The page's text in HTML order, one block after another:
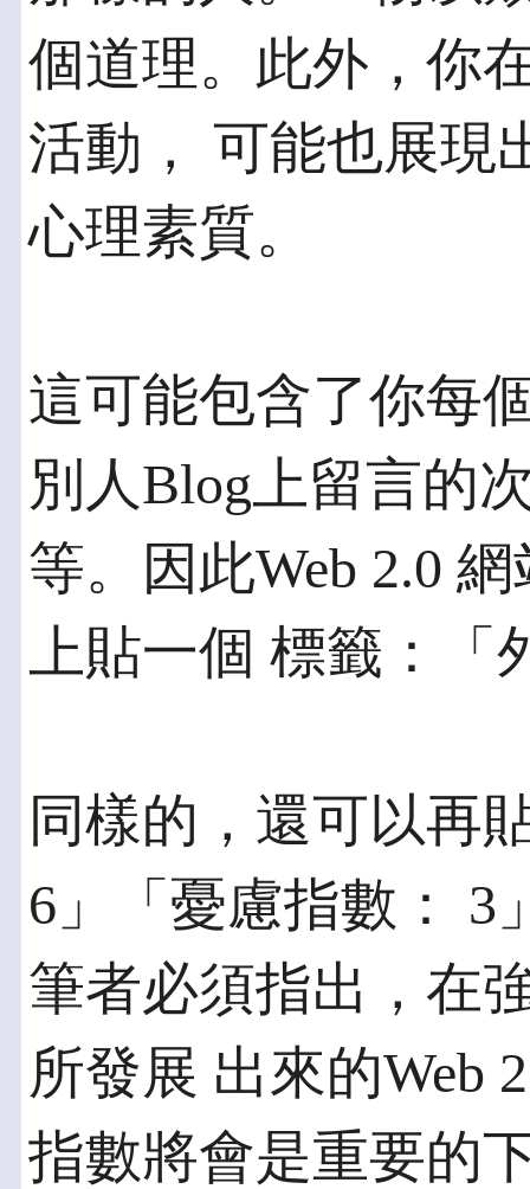
個道理。此外，你
活動， 可能也展現
心理素質。
這可能包含了你每
別人Blog上留言的
等。因此Web 2.0
上貼一個 標籤：
同樣的，還可以再
6」「憂慮指數： 3
筆者必須指出，在
所發展 出來的Web
指數將會是重要的